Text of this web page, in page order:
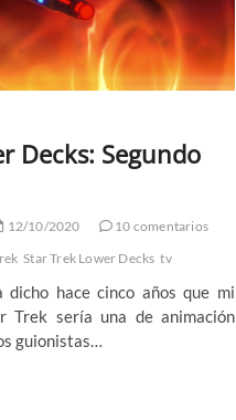
Decks: Segundo
12/10/2020
10 comentarios
Star Trek Lower Decks tv
dicho hace cinco años que mi
Trek sería una de animación
guionistas…